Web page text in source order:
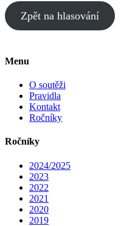
Zpět na hlasování
Menu
O soutěži
Pravidla
Kontakt
Ročníky
Ročníky
2024/2025
2023
2022
2021
2020
2019